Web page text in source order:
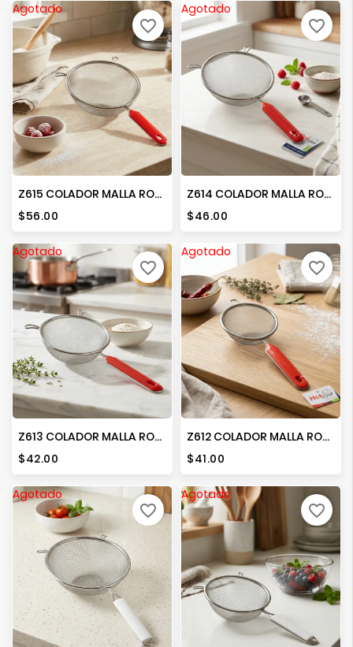
Agotado
Z615 COLADOR MALLA ROJO 16 CMS
Precio
$56.00
favorite_border
Agotado
Z614 COLADOR MALLA ROJO 14 CMS
Precio
$46.00
favorite_border
Agotado
Z613 COLADOR MALLA ROJO 12 CMS
Precio
$42.00
favorite_border
Agotado
Z612 COLADOR MALLA ROJO 10 CMS
Precio
$41.00
favorite_border
Agotado
favorite_border
Agotado
favorite_border